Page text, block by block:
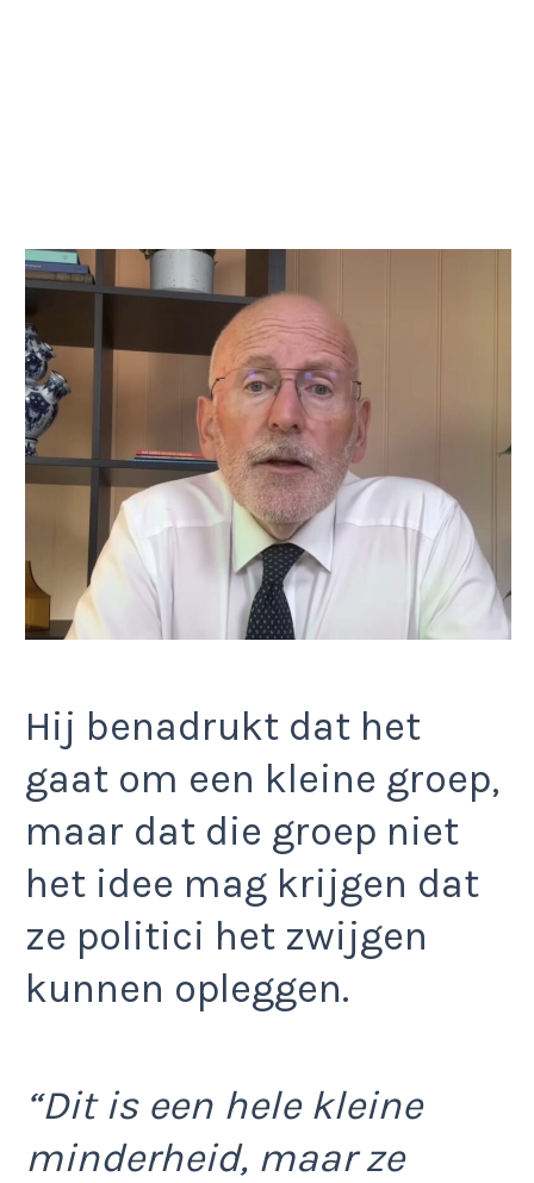
Hij benadrukt dat het
gaat om een kleine groep,
maar dat die groep niet
het idee mag krijgen dat
ze politici het zwijgen
kunnen opleggen.
“Dit is een hele kleine
minderheid, maar ze